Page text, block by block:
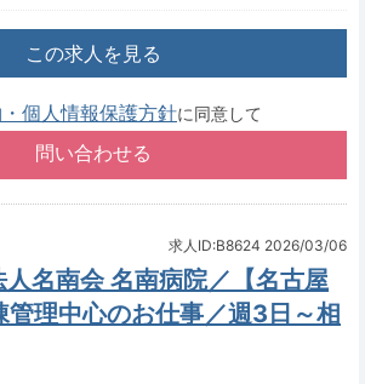
この求人を見る
個人情報保護方針に同意して
求人ID:B8624 2026/03/06
人名南会 名南病院／【名古屋
管理中心のお仕事／週3日～相